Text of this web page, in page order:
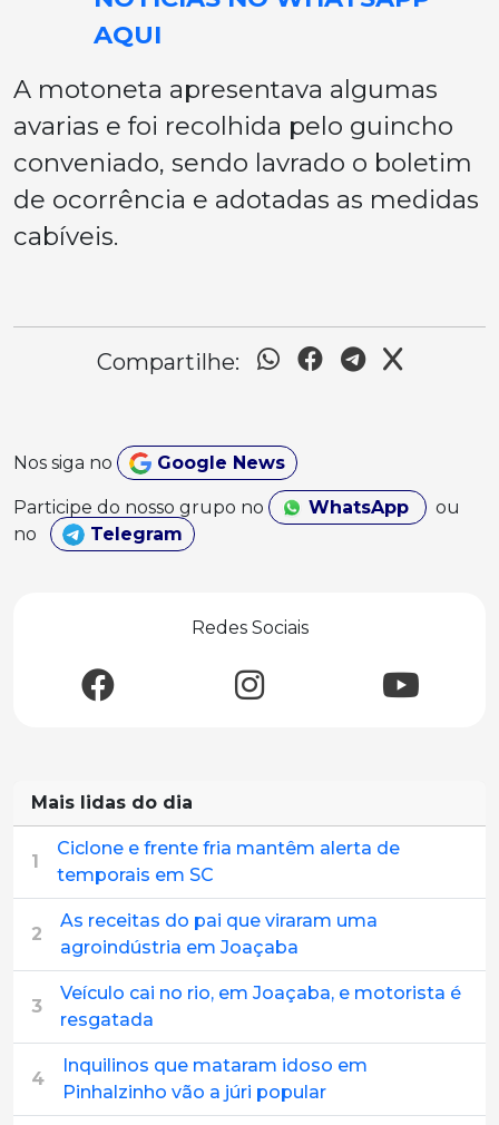
AQUI
A motoneta apresentava algumas
avarias e foi recolhida pelo guincho
conveniado, sendo lavrado o boletim
de ocorrência e adotadas as medidas
cabíveis.
Compartilhe:
Nos siga no Google News
Participe do nosso grupo no WhatsApp
ou
no
Telegram
Redes Sociais
Mais lidas do dia
1
Ciclone e frente fria mantêm alerta de
temporais em SC
2
As receitas do pai que viraram uma
agroindústria em Joaçaba
3
Veículo cai no rio, em Joaçaba, e motorista é
resgatada
4
Inquilinos que mataram idoso em
Pinhalzinho vão a júri popular